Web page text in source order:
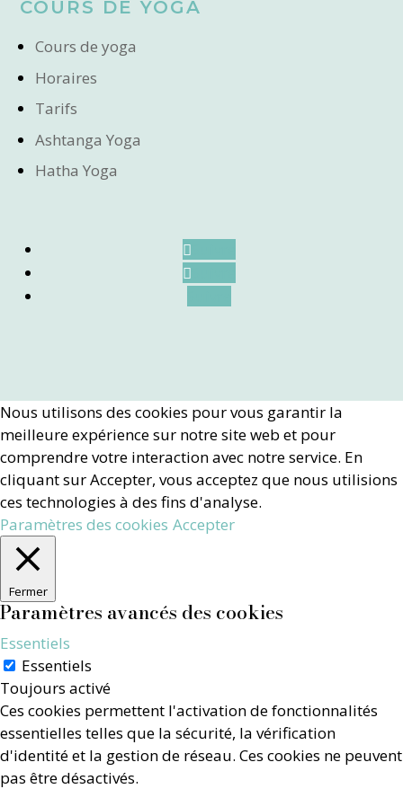
COURS DE YOGA
Cours de yoga
Horaires
Tarifs
Ashtanga Yoga
Hatha Yoga
Nous utilisons des cookies pour vous garantir la
meilleure expérience sur notre site web et pour
comprendre votre interaction avec notre service. En
cliquant sur Accepter, vous acceptez que nous utilisions
ces technologies à des fins d'analyse.
Paramètres des cookies Accepter
Fermer
Paramètres avancés des cookies
Essentiels
Essentiels
Toujours activé
Ces cookies permettent l'activation de fonctionnalités
essentielles telles que la sécurité, la vérification
d'identité et la gestion de réseau. Ces cookies ne peuvent
pas être désactivés.